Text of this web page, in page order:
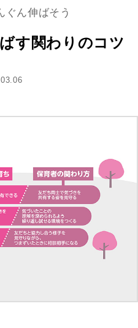
ぐん伸ばそう
す関わりのコツ